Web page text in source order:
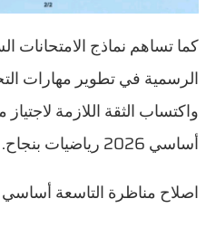
كما تساهم نماذج الامتحانات
الرسمية في تطوير مهارات
واكتساب الثقة اللازمة
أساسي 2026 رياضيات بنجاح.
اصلاح مناظرة التاسعة أساسي 2026 رياضيات